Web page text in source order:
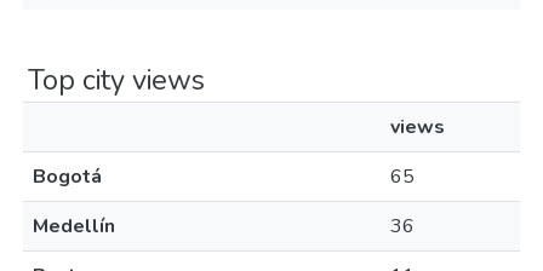
Top city views
views
Bogotá
65
Medellín
36